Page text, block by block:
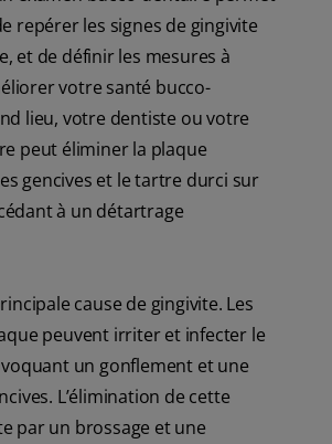
repérer les signes de gingivite
et de définir les mesures à
votre santé bucco-
lieu, votre dentiste ou votre
peut éliminer la plaque
gencives et le tartre durci sur
à un détartrage
cause de gingivite. Les
peuvent irriter et infecter le
un gonflement et une
L’élimination de cette
par un brossage et une